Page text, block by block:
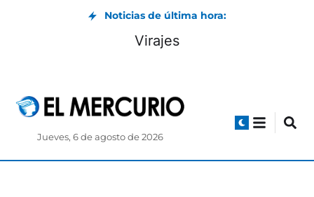
Noticias de última hora:
Virajes
Jueves, 6 de agosto de 2026